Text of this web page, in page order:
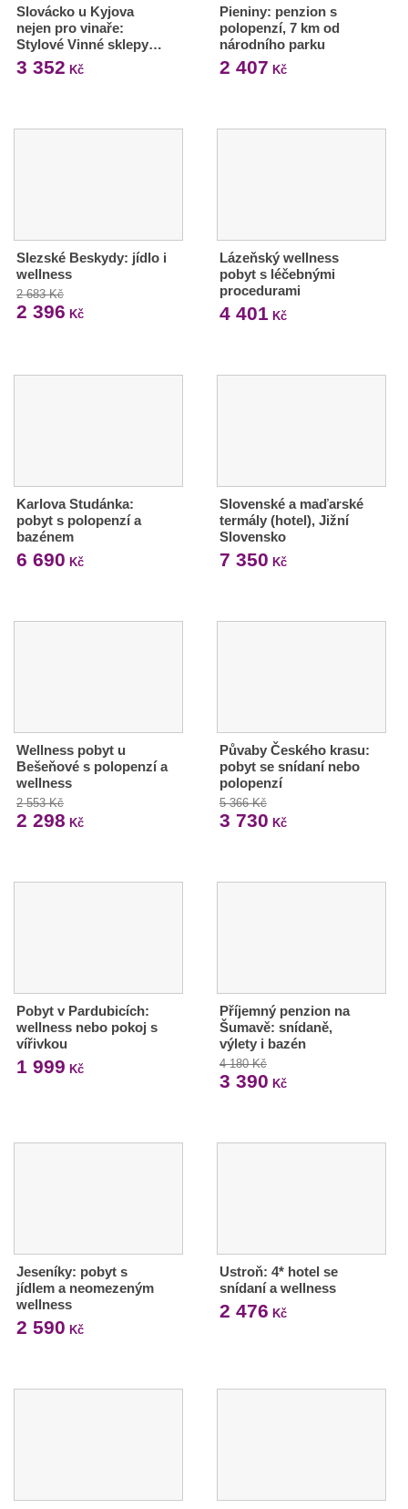
Slovácko u Kyjova
nejen pro vinaře:
Stylové Vinné sklepy…
3 352 Kč
Pieniny: penzion s
polopenzí, 7 km od
národního parku
2 407 Kč
Slezské Beskydy: jídlo i
wellness
2 683 Kč
2 396 Kč
Lázeňský wellness
pobyt s léčebnými
procedurami
4 401 Kč
Karlova Studánka:
pobyt s polopenzí a
bazénem
6 690 Kč
Slovenské a maďarské
termály (hotel), Jižní
Slovensko
7 350 Kč
Wellness pobyt u
Bešeňové s polopenzí a
wellness
2 553 Kč
2 298 Kč
Půvaby Českého krasu:
pobyt se snídaní nebo
polopenzí
5 366 Kč
3 730 Kč
Pobyt v Pardubicích:
wellness nebo pokoj s
vířivkou
1 999 Kč
Příjemný penzion na
Šumavě: snídaně,
výlety i bazén
4 180 Kč
3 390 Kč
Jeseníky: pobyt s
jídlem a neomezeným
wellness
2 590 Kč
Ustroň: 4* hotel se
snídaní a wellness
2 476 Kč